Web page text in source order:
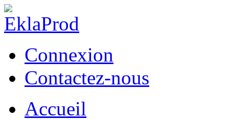
Connexion
Contactez-nous
Accueil